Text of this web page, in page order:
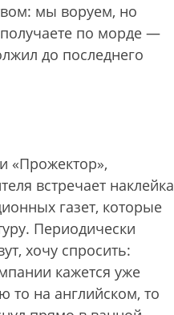
мы воруем, но
по морде —
до последнего
«Прожектор»,
встречает наклейка
газет, которые
Периодически
хочу спросить:
кажется уже
на английском, то